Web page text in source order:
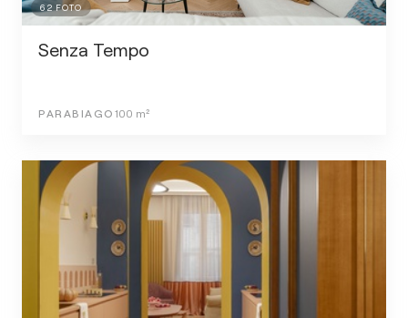
62 FOTO
Senza Tempo
PARABIAGO 100 m²